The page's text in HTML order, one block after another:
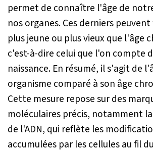
permet de connaître l'âge de
nos organes. Ces derniers
plus jeune ou plus vieux que l'âge
c'est-à-dire celui que l'on compte
naissance. En résumé, il s'agit de
organisme comparé à son âge
Cette mesure repose sur des
moléculaires précis, notamment
de l'ADN, qui reflète les
accumulées par les cellules au fil